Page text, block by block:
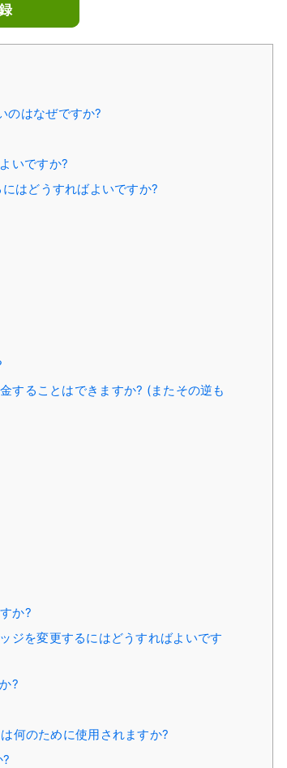
のはなぜですか?
いですか?
はどうすればよいですか?
することはできますか? (またその逆も
か?
ジを変更するにはどうすればよいです
?
何のために使用されますか?